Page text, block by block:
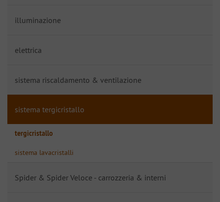
illuminazione
elettrica
sistema riscaldamento & ventilazione
sistema tergicristallo
tergicristallo
sistema lavacristalli
Spider & Spider Veloce - carrozzeria & interni